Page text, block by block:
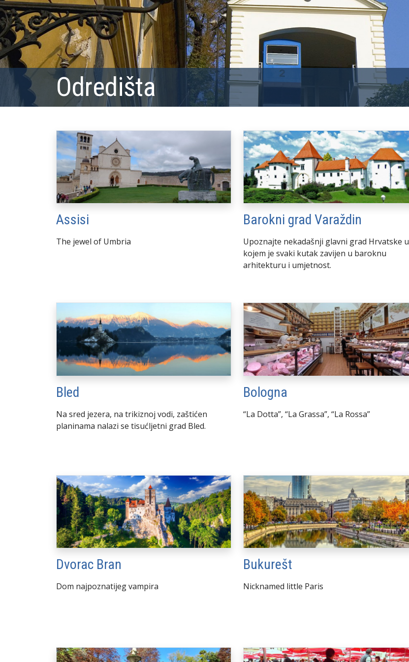
Odredišta
Assisi
The jewel of Umbria
Barokni grad Varaždin
Upoznajte nekadašnji glavni grad Hrvatske u
kojem je svaki kutak zavijen u baroknu
arhitekturu i umjetnost.
Bled
Na sred jezera, na trikiznoj vodi, zaštićen
planinama nalazi se tisućljetni grad Bled.
Bologna
“La Dotta”, “La Grassa”, “La Rossa”
Dvorac Bran
Dom najpoznatijeg vampira
Bukurešt
Nicknamed little Paris